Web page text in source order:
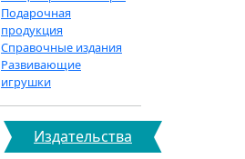
Подарочная
продукция
Справочные издания
Развивающие
игрушки
Издательства